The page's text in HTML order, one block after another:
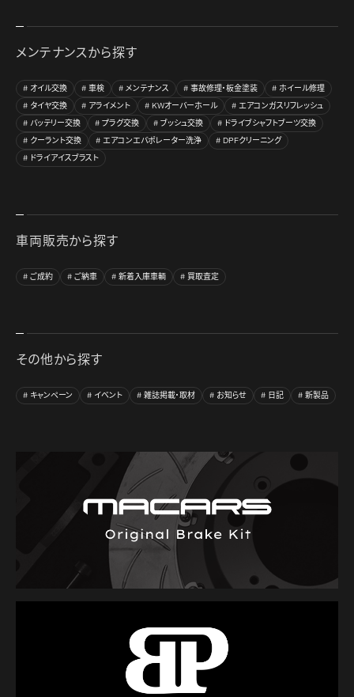
メンテナンスから探す
オイル交換 車検 メンテナンス 事故修理・板金塗装
ホイール修理
タイヤ交換
アライメント KWオーバーホール
エアコンガスリフレッシュ
バッテリー交換
プラグ交換 ブッシュ交換
ドライブシャフトブーツ交換
クーラント交換
エアコンエバポレーター洗浄
DPFクリーニング
ドライアイスブラスト
車両販売から探す
ご成約 ご納車 新着入庫車輌 買取査定
その他から探す
キャンペーン イベント 雑誌掲載・取材 お知らせ 日記 新製品